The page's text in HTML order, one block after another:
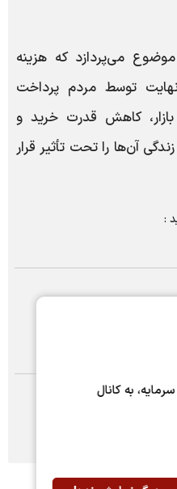
به کانال
می‌پردازد که هزینه
توسط مردم پرداخت
کاهش قدرت خرید و
آن‌ها را تحت تأثیر قرار
: